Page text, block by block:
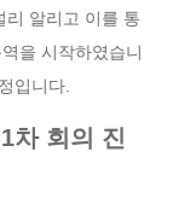
리 알리고 이를 통
을 시작하였습니
입니다.
차 회의 진